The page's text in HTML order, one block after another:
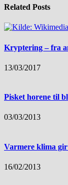
Related Posts
Kryptering – fra
13/03/2017
Pisket horene til
03/03/2013
Varmere klima
16/02/2013